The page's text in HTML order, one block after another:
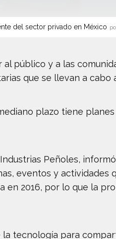
del sector privado en México
público y a las
que se llevan a cabo
plazo tiene
Peñoles,
eventos y actividades
2016, por lo que la
tecnología para